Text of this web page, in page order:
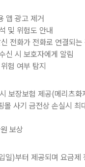
앱 광고 제거
및 위험도 안내
전화가 전화로 연결되는
신 시 보호자에게 알림
험 여부 탐지
보장보험 제공(메리츠화
몰 사기 금전상 손실시
보상
일)부터 제공되며 요금제